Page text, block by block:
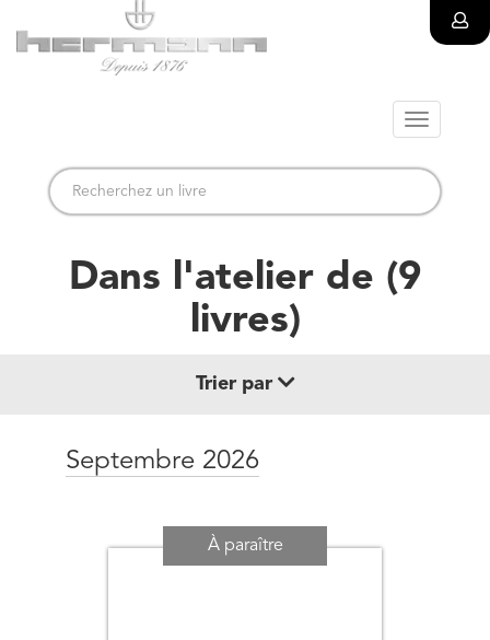
Toggle
Dans l'atelier de (9
livres)
Trier par
Titre
Septembre 2026
À paraître